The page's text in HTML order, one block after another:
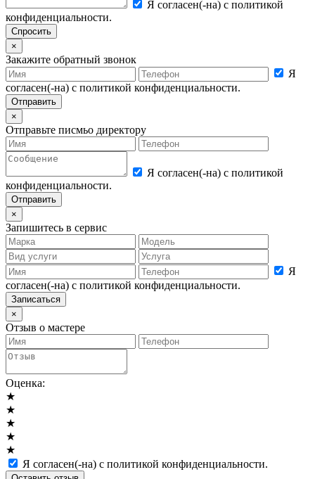
Я согласен(-на) с политикой
конфиденциальности.
×
Закажите обратный звонок
Я
согласен(-на) с политикой конфиденциальности.
×
Отправьте писмьо директору
Я согласен(-на) с политикой
конфиденциальности.
×
Запишитесь в сервис
Я
согласен(-на) с политикой конфиденциальности.
×
Отзыв о мастере
Оценка:
★
★
★
★
★
Я согласен(-на) с политикой конфиденциальности.